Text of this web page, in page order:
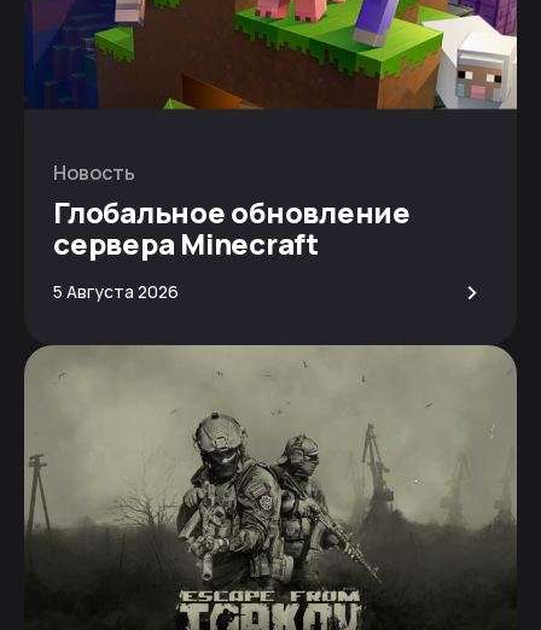
Новость
Глобальное обновление
сервера Minecraft
5 Августа 2026 >